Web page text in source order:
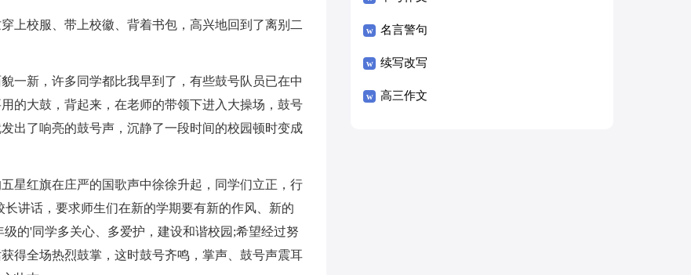
上校服、带上校徽、背着书包，高兴地回到了离别二
一新，许多同学都比我早到了，有些鼓号队员已在中
的大鼓，背起来，在老师的带领下进入大操场，鼓号
出了响亮的鼓号声，沉静了一段时间的校园顿时变成
星红旗在庄严的国歌声中徐徐升起，同学们立正，行
讲话，要求师生们在新的学期要有新的作风、新的
的'同学多关心、多爱护，建设和谐校园;希望经过努
得全场热烈鼓掌，这时鼓号齐鸣，掌声、鼓号声震耳
名言警句
续写改写
高三作文